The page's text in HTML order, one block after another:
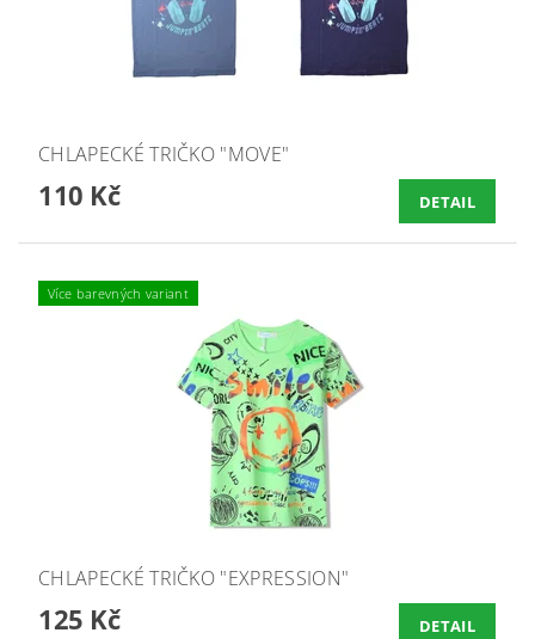
CHLAPECKÉ TRIČKO "MOVE"
110 Kč DETAIL
Více barevných variant
CHLAPECKÉ TRIČKO "EXPRESSION"
125 Kč DETAIL